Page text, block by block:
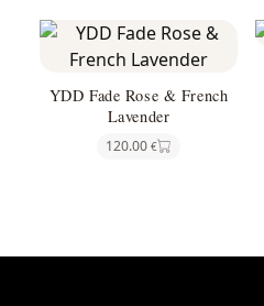
YDD Fade Rose & French
Lavender
120.00 €